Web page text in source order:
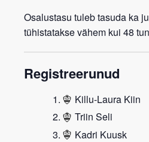
Osalustasu tuleb tasuda ka
tühistatakse vähem kui 48
Registreerunud
Killu-Laura Kiin
Triin Seli
Kadri Kuusk